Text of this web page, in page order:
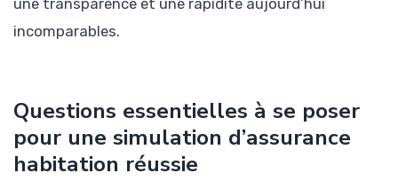
une transparence et une rapidité aujourd’hui
incomparables.
Questions essentielles à se poser
pour une simulation d’assurance
habitation réussie